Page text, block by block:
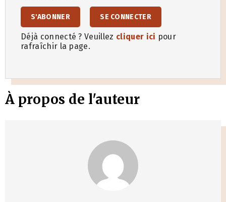
S'ABONNER SE CONNECTER
Déjà connecté ? Veuillez cliquer ici pour
rafraîchir la page.
À propos de l'auteur